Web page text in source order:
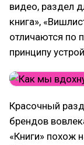
видео, раздел
книга»,
отличаются по
принципу
Красочный
брендов
«Книги» похож